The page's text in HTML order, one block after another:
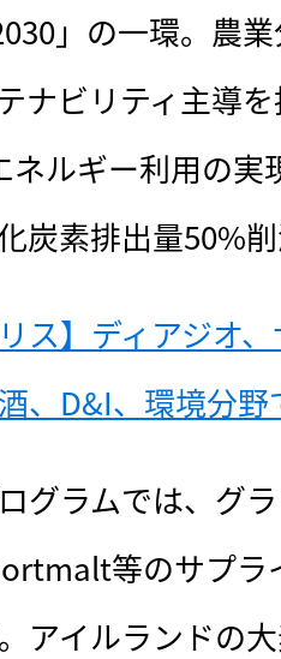
」の一環。農
ナビリティ主導
ネルギー利用の実
炭素排出量50%
リス】ディアジオ
、D&I、環境分
グラムでは、グ
等のサプラ
アイルランドの